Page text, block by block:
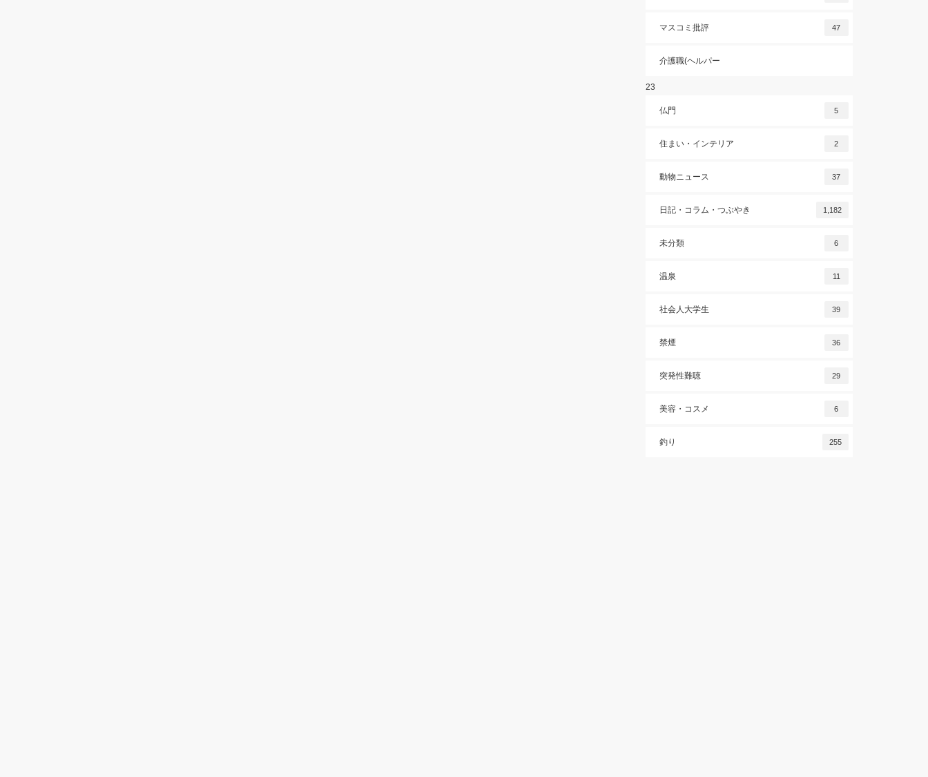
マスコミ批評 47
介護職(ヘルパー
23
仏門 5
住まい・インテリア 2
動物ニュース 37
日記・コラム・つぶやき 1,182
未分類 6
温泉 11
社会人大学生 39
禁煙 36
突発性難聴 29
美容・コスメ 6
釣り 255